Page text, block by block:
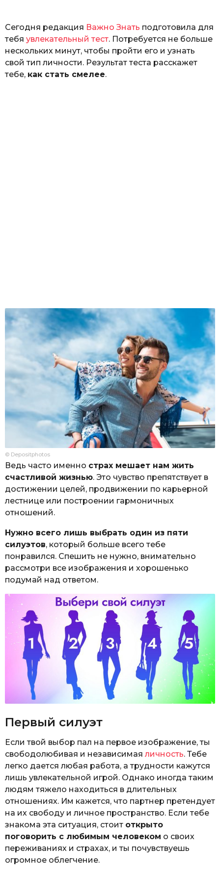
Сегодня редакция Важно Знать подготовила для
тебя увлекательный тест. Потребуется не больше
нескольких минут, чтобы пройти его и узнать
свой тип личности. Результат теста расскажет
тебе, как стать смелее.
© Depositphotos
Ведь часто именно страх мешает нам жить
счастливой жизнью. Это чувство препятствует в
достижении целей, продвижении по карьерной
лестнице или построении гармоничных
отношений.
Нужно всего лишь выбрать один из пяти
силуэтов, который больше всего тебе
понравился. Спешить не нужно, внимательно
рассмотри все изображения и хорошенько
подумай над ответом.
Первый силуэт
Если твой выбор пал на первое изображение, ты
свободолюбивая и независимая личность. Тебе
легко дается любая работа, а трудности кажутся
лишь увлекательной игрой. Однако иногда таким
людям тяжело находиться в длительных
отношениях. Им кажется, что партнер претендует
на их свободу и личное пространство. Если тебе
знакома эта ситуация, стоит открыто
поговорить с любимым человеком о своих
переживаниях и страхах, и ты почувствуешь
огромное облегчение.